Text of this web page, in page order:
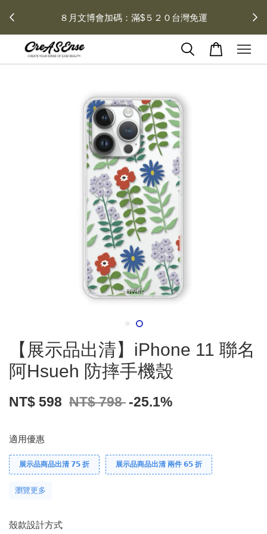
運 會員登入 領劵享折扣 去領劵
【展示品出清】iPhone 11 聯名
阿Hsueh 防摔手機殼
NT$ 598 NT$ 798 -25.1%
適用優惠
展示品商品出清 𝟳𝟱 折 展示品商品出清 兩件 𝟲𝟱 折
瀏覽更多
殼款設計方式